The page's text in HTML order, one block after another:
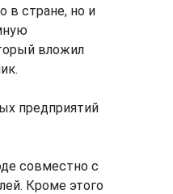
в стране, но и
вложил
предприятий
совместно с
Кроме этого